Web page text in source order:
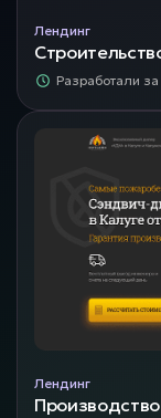
Лендинг
Разработали
Лендинг